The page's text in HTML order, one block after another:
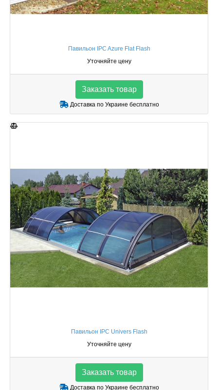
Павильон IPC Azure Flat Flash
Уточняйте цену
Заказать товар
Доставка по Украине бесплатно
Павильон IPC Univers Flash
Уточняйте цену
Заказать товар
Доставка по Украине бесплатно